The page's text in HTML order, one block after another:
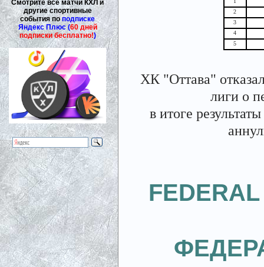
Смотрите все матчи КХЛ и
другие спортивные
события поподписке
Яндекс Плюс (60 дней
подписки бесплатно!)
2
3
4
5
ХК "Оттава"
лиги о
в итоге